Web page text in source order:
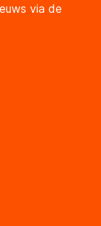
via de